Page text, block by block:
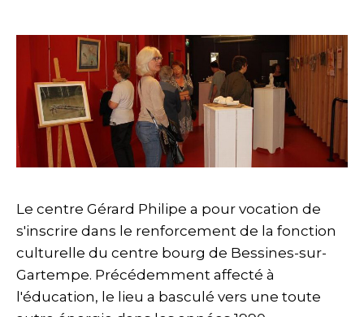
Le centre Gérard Philipe a pour vocation de
s'inscrire dans le renforcement de la fonction
culturelle du centre bourg de Bessines-sur-
Gartempe. Précédemment affecté à
l'éducation, le lieu a basculé vers une toute